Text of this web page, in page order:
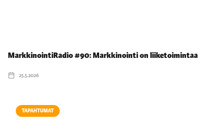
MarkkinointiRadio #90: Markkinointi on liiketoimintaa
25.5.2026
TAPAHTUMAT